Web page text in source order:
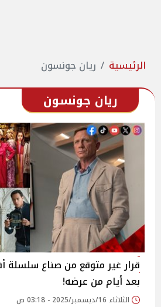
الرئيسية ريان جونسون
ريان جونسون
بعد أيام من عرضه!
الثلاثاء 16/ديسمبر/2025 - 03:18 ص